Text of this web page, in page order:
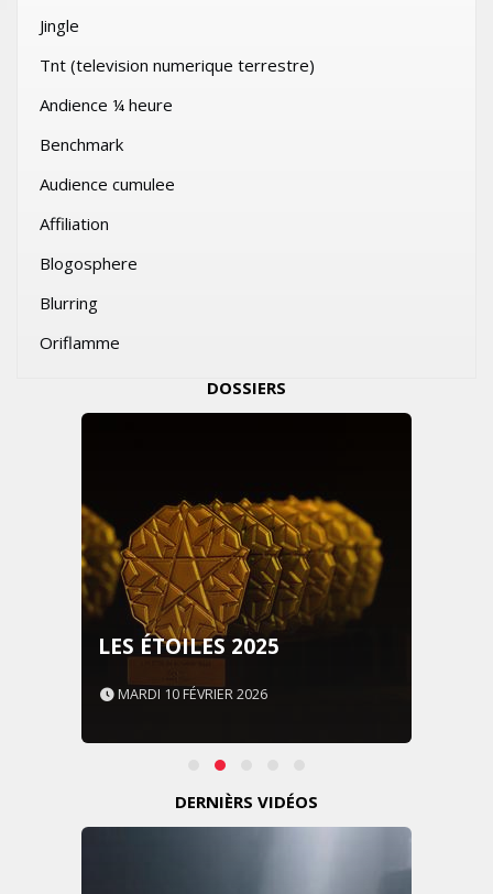
Jingle
Tnt (television numerique terrestre)
Andience ¼ heure
Benchmark
Audience cumulee
Affiliation
Blogosphere
Blurring
Oriflamme
DOSSIERS
LES ÉTOILES 2025
MARDI 10 FÉVRIER 2026
DERNIÈRS VIDÉOS